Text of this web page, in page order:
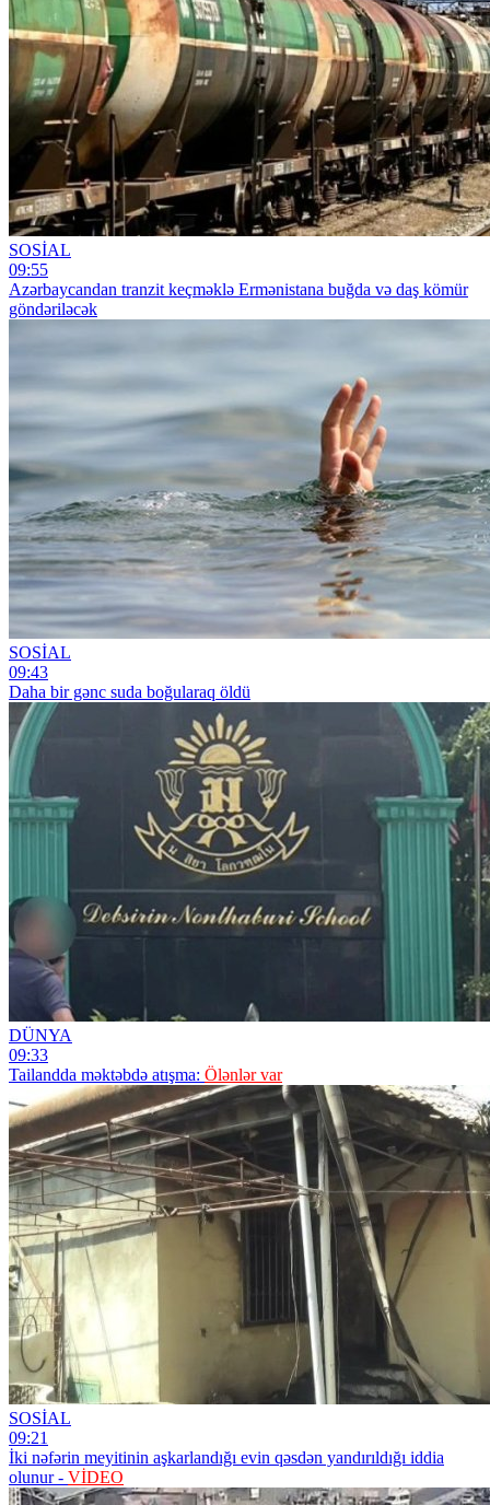
SOSİAL
09:55
Azərbaycandan tranzit keçməklə Ermənistana buğda və daş kömür
göndəriləcək
SOSİAL
09:43
Daha bir gənc suda boğularaq öldü
DÜNYA
09:33
Tailandda məktəbdə atışma: Ölənlər var
SOSİAL
09:21
İki nəfərin meyitinin aşkarlandığı evin qəsdən yandırıldığı iddia
olunur - VİDEO